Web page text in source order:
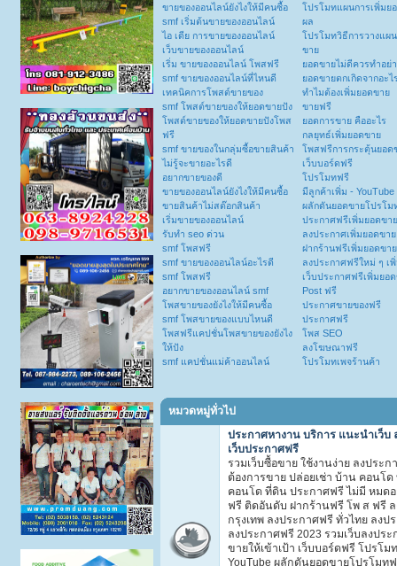
ขายของออนไลน์ยังไงให้มีคนซื้อ
smf เริ่มต้นขายของออนไลน์
ไอ เดีย การขายของออนไลน์
เว็บขายของออนไลน์
เริ่ม ขายของออนไลน์ โพสฟรี
smf ขายของออนไลน์ที่ไหนดี
เทคนิคการโพสต์ขายของ
smf โพสต์ขายของให้ยอดขายปัง
โพสต์ขายของให้ยอดขายปังโพส
ฟรี
smf ขายของในกลุ่มซื้อขายสินค้า
ไม่รู้จะขายอะไรดี
อยากขายของดี
ขายของออนไลน์ยังไงให้มีคนซื้อ
ขายสินค้าไม่สต๊อกสินค้า
เริ่มขายของออนไลน์
รับทำ seo ด่วน
smf โพสฟรี
smf ขายของออนไลน์อะไรดี
smf โพสฟรี
อยากขายของออนไลน์ smf
โพสขายของยังไงให้มีคนซื้อ
smf โพสขายของแบบไหนดี
โพสฟรีแคปชั่นโพสขายของยังไง
ให้ปัง
smf แคปชั่นแม่ค้าออนไลน์
โปรโมทแผนการเพิ่มย
ผล
โปรโมทวิธีการวางแผ
ขาย
ยอดขายไม่ดีควรทำอย่า
ยอดขายตกเกิดจากอะไ
ทำไมต้องเพิ่มยอดขาย
ขายฟรี
ยอดการขาย คืออะไร
กลยุทธ์เพิ่มยอดขาย
โพสฟรีการกระตุ้นยอด
เว็บบอร์ดฟรี
โปรโมทฟรี
มีลูกค้าเพิ่ม - YouTube
ผลักดันยอดขายโปรโม
ประกาศฟรีเพิ่มยอดขาย
ลงประกาศเพิ่มยอดขาย
ฝากร้านฟรีเพิ่มยอดขาย
ลงประกาศฟรีใหม่ ๆ เ
เว็บประกาศฟรีเพิ่มยอ
Post ฟรี
ประกาศขายของฟรี
ประกาศฟรี
โพส SEO
ลงโฆษณาฟรี
โปรโมทเพจร้านค้า
หมวดหมู่ทั่วไป
ประกาศหางาน บริการ แนะนำเว็บ
เว็บประกาศฟรี
รวมเว็บซื้อขาย ใช้งานง่าย ลงประ
ต้องการขาย ปล่อยเช่า บ้าน คอนโ
คอนโด ที่ดิน ประกาศฟรี ไม่มี หมดอ
ฟรี ติดอันดับ ฝากร้านฟรี โพ ส ฟรี
กรุงเทพ ลงประกาศฟรี ทั่วไทย ลง
ลงประกาศฟรี 2023 รวมเว็บลงปร
ขายให้เข้าเป้า เว็บบอร์ดฟรี โปรโม
YouTube ผลักดันยอดขายโปรโมท